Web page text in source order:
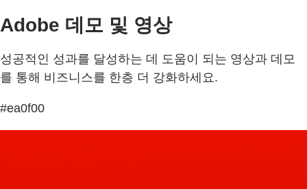
Adobe 데모 및 영상
성공적인 성과를 달성하는 데 도움이 되는 영상과 데모
를 통해 비즈니스를 한층 더 강화하세요.
#ea0f00